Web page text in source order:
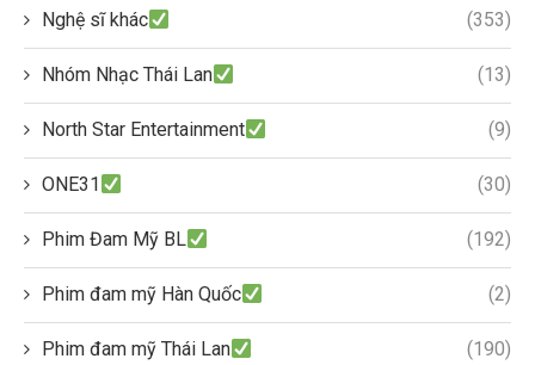
Nghệ sĩ khác (353)
Nhóm Nhạc Thái Lan (13)
North Star Entertainment (9)
ONE31 (30)
Phim Đam Mỹ BL (192)
Phim đam mỹ Hàn Quốc (2)
Phim đam mỹ Thái Lan (190)